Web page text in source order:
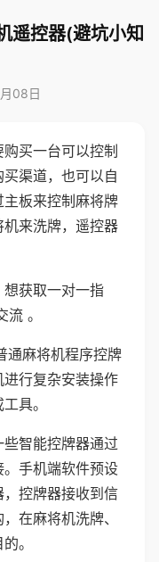
遥控器(避坑小知
08日
买一台可以控制
渠道，也可以自
板来控制麻将牌
来洗牌，遥控器
获取一对一指
。
通麻将机程序控牌
行复杂安装操作
具。
智能控牌器通过
手机端软件预设
控牌器接收到信
在麻将机洗牌、
。